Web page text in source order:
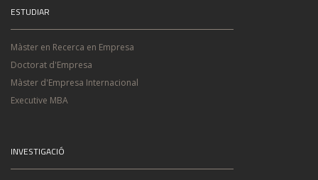
ESTUDIAR
Màster en Recerca en Empresa
Doctorat d'Empresa
Màster d'Empresa Internacional
Executive MBA
INVESTIGACIÓ